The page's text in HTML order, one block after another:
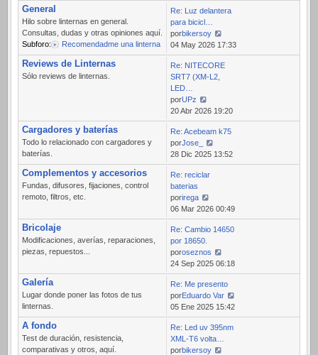
General
Hilo sobre linternas en general.
Consultas, dudas y otras opiniones aquí.
Subforo:
Recomendadme una linterna
Re: Luz delantera
para bicicl…
porbikersoy
Ver
último
mensaje
04 May 2026 17:33
Reviews de Linternas
Sólo reviews de linternas.
Re: NITECORE
SRT7 (XM-L2,
LED…
porUPz
Ver
último
mensaje
20 Abr 2026 19:20
Cargadores y baterías
Todo lo relacionado con cargadores y
baterías.
Re: Acebeam k75
porJose_
Ver
último
mensaje
28 Dic 2025 13:52
Complementos y accesorios
Fundas, difusores, fijaciones, control
remoto, filtros, etc.
Re: reciclar
baterias
porirega
Ver
último
mensaje
06 Mar 2026 00:49
Bricolaje
Modificaciones, averías, reparaciones,
piezas, repuestos...
Re: Cambio 14650
por 18650.
poroseznos
Ver
último
mensaje
24 Sep 2025 06:18
Galería
Lugar donde poner las fotos de tus
linternas.
Re: Me presento
porEduardo Var
Ver
último
mensaje
05 Ene 2025 15:42
A fondo
Test de duración, resistencia,
comparativas y otros, aquí.
Re: Led uv 395nm
XML-T6 volta…
porbikersoy